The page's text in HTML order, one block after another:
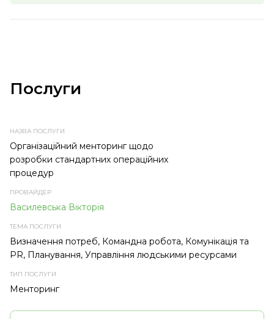
Послуги
НАЗВА ПРОВАЙДЕР
Організаційний менторинг щодо
розробки стандартних операційних
процедур
Василевська Вікторія
Визначення потреб, Командна робота, Комунікація та
PR, Планування, Управління людськими ресурсами
Менторинг